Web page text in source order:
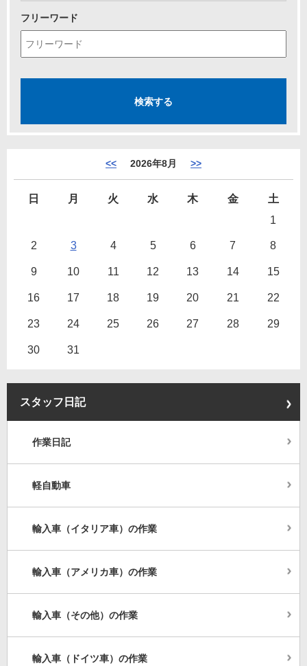
フリーワード
<< 2026年8月 >>
日 月 火 水 木 金
土
1
2 3 4 5 6 7 8
9 10 11 12 13 14 15
16 17 18 19 20 21 22
23 24 25 26 27 28 29
30 31
スタッフ日記
作業日記
軽自動車
輸入車（イタリア車）の作業
輸入車（アメリカ車）の作業
輸入車（その他）の作業
輸入車（ドイツ車）の作業